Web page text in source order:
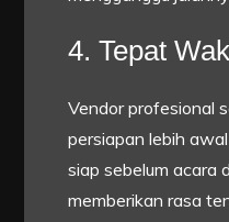
4. Tepat
Vendor profesional
persiapan lebih
siap sebelum acara
memberikan rasa